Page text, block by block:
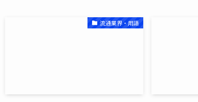
流通業界・用語